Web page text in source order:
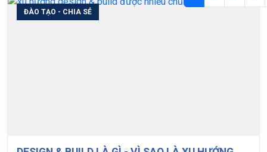
ĐÀO TẠO - CHIA SẺ